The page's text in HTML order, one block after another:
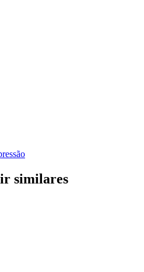
similares